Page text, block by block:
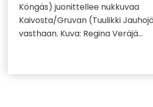
Köngäs) juonittellee nukkuvaa
Kaivosta/Gruvan (Tuulikki
vasthaan. Kuva: Regina Veräjä…